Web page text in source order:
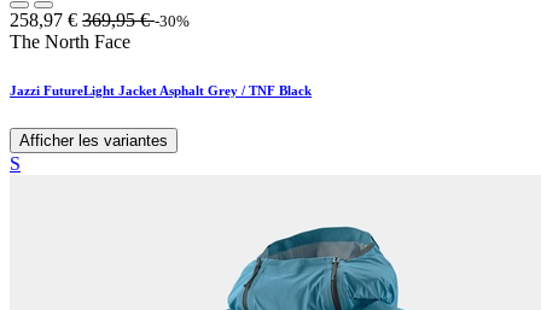
258,97 € 369,95€ -30%
The North Face
Jazzi FutureLight Jacket Asphalt Grey / TNF Black
Afficher les variantes
S